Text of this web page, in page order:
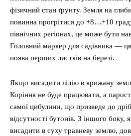
фізичний стан ґрунту. Земля на
повинна прогрітися до +8…+10
північних регіонах, це може бути
Головний маркер для садівника —
поява перших листків на березі.
Якщо висадити лілію в крижану
Коріння не буде працювати, а
самої цибулини, що призведе до
відсутності бутонів. З іншого боку,
висадити в суху травневу землю,